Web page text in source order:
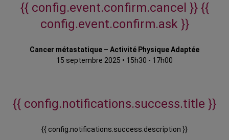
{{ config.event.confirm.cancel }} {{
config.event.confirm.ask }}
Cancer métastatique – Activité Physique Adaptée
15 septembre 2025 • 15h30 - 17h00
{{ config.notifications.success.title }}
{{ config.notifications.success.description }}